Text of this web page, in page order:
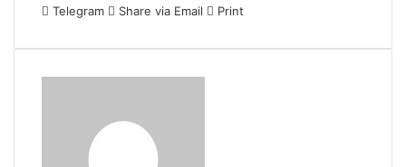
Telegram
Share via Email Print